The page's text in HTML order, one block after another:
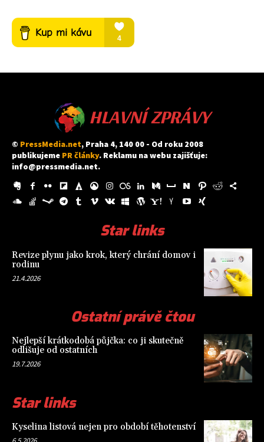
HLAVNÍ ZPRÁVY
© PressMedia.net, Praha 4, 140 00 - Od roku 2008
publikujeme PR články. Reklamu na webu zajišťuje:
info@pressmedia.net.
Star links
Revize plynu jako krok, který chrání domov i
rodinu
21.4.2026
Ostatní právě čtou
Nejlepší krátkodobá půjčka: co ji skutečně
odlišuje od ostatních
19.7.2026
Star links
Kyselina listová nejen pro období těhotenství